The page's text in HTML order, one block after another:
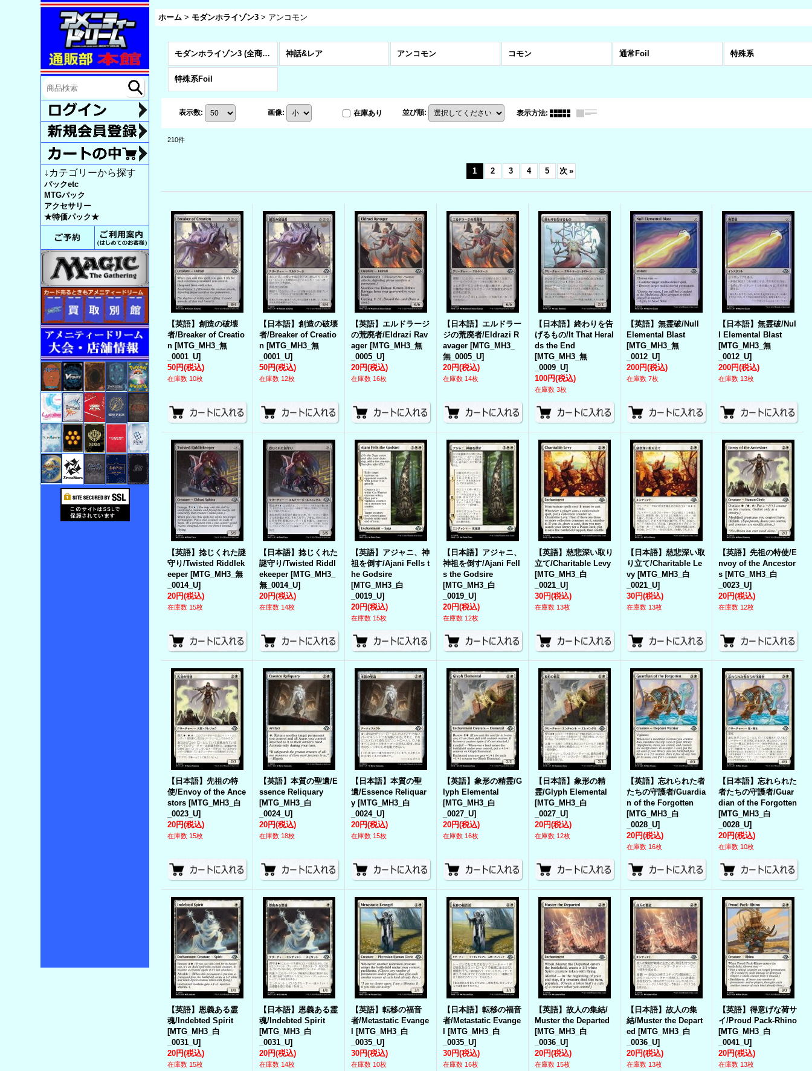
ホーム > モダンホライゾン3 > アンコモン
↓カテゴリーから探す
パックetc
MTGパック
アクセサリー
★特価パック★
モダンホライゾン3 (全商品) 神話&レア アンコモン コモン 通常Foil 特殊系
特殊系Foil
表示数: 画像: 在庫あり 並び順: 表示方法:
210件
1 2 3 4 5 次 »
【英語】創造の破壊
者/Breaker of Creatio
n [MTG_MH3_無
_0001_U]
50円(税込)
在庫数 10枚
【日本語】創造の破壊
者/Breaker of Creatio
n [MTG_MH3_無
_0001_U]
50円(税込)
在庫数 12枚
【英語】エルドラージ
の荒廃者/Eldrazi Rav
ager [MTG_MH3_無
_0005_U]
20円(税込)
在庫数 16枚
【日本語】エルドラー
ジの荒廃者/Eldrazi R
avager [MTG_MH3_
無_0005_U]
20円(税込)
在庫数 14枚
【日本語】終わりを告
げるもの/It That Heral
ds the End
[MTG_MH3_無
_0009_U]
100円(税込)
在庫数 3枚
【英語】無霊破/Null
Elemental Blast
[MTG_MH3_無
_0012_U]
200円(税込)
在庫数 7枚
【日本語】無霊破/Nul
l Elemental Blast
[MTG_MH3_無
_0012_U]
200円(税込)
在庫数 13枚
【英語】捻じくれた謎
守り/Twisted Riddlek
eeper [MTG_MH3_無
_0014_U]
20円(税込)
在庫数 15枚
【日本語】捻じくれた
謎守り/Twisted Riddl
ekeeper [MTG_MH3_
無_0014_U]
20円(税込)
在庫数 14枚
【英語】アジャニ、神
祖を倒す/Ajani Fells t
he Godsire
[MTG_MH3_白
_0019_U]
20円(税込)
在庫数 15枚
【日本語】アジャニ、
神祖を倒す/Ajani Fell
s the Godsire
[MTG_MH3_白
_0019_U]
20円(税込)
在庫数 12枚
【英語】慈悲深い取り
立て/Charitable Levy
[MTG_MH3_白
_0021_U]
30円(税込)
在庫数 13枚
【日本語】慈悲深い取
り立て/Charitable Le
vy [MTG_MH3_白
_0021_U]
30円(税込)
在庫数 13枚
【英語】先祖の特使/E
nvoy of the Ancestor
s [MTG_MH3_白
_0023_U]
20円(税込)
在庫数 12枚
【日本語】先祖の特
使/Envoy of the Ance
stors [MTG_MH3_白
_0023_U]
20円(税込)
在庫数 15枚
【英語】本質の聖遺/E
ssence Reliquary
[MTG_MH3_白
_0024_U]
20円(税込)
在庫数 18枚
【日本語】本質の聖
遺/Essence Reliquar
y [MTG_MH3_白
_0024_U]
20円(税込)
在庫数 15枚
【英語】象形の精霊/G
lyph Elemental
[MTG_MH3_白
_0027_U]
20円(税込)
在庫数 16枚
【日本語】象形の精
霊/Glyph Elemental
[MTG_MH3_白
_0027_U]
20円(税込)
在庫数 12枚
【英語】忘れられた者
たちの守護者/Guardia
n of the Forgotten
[MTG_MH3_白
_0028_U]
20円(税込)
在庫数 16枚
【日本語】忘れられた
者たちの守護者/Guar
dian of the Forgotten
[MTG_MH3_白
_0028_U]
20円(税込)
在庫数 10枚
【英語】恩義ある霊
魂/Indebted Spirit
[MTG_MH3_白
_0031_U]
20円(税込)
在庫数 15枚
【日本語】恩義ある霊
魂/Indebted Spirit
[MTG_MH3_白
_0031_U]
20円(税込)
在庫数 14枚
【英語】転移の福音
者/Metastatic Evange
[MTG_MH3_白
_0035_U]
30円(税込)
在庫数 10枚
【日本語】転移の福音
者/Metastatic Evange
[MTG_MH3_白
_0035_U]
30円(税込)
在庫数 16枚
【英語】故人の集結/
Muster the Departed
[MTG_MH3_白
_0036_U]
20円(税込)
在庫数 15枚
【日本語】故人の集
結/Muster the Depart
ed [MTG_MH3_白
_0036_U]
20円(税込)
在庫数 13枚
【英語】得意げな荷サ
イ/Proud Pack-Rhino
[MTG_MH3_白
_0041_U]
20円(税込)
在庫数 13枚